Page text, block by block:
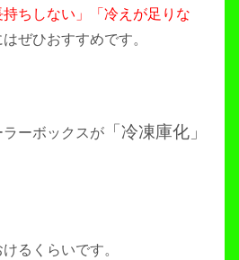
持ちしない」「冷えが足りな
ぜひおすすめです。
ーボックスが 「冷凍庫化」
るくらいです。